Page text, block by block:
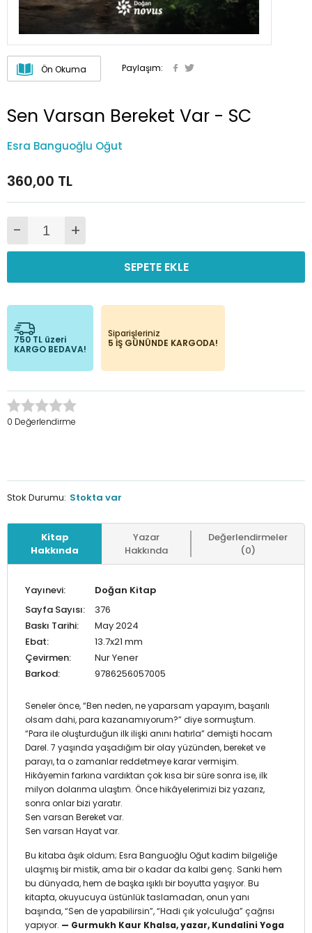
Ön Okuma Paylaşım:
Sen Varsan Bereket Var - SC
Esra Banguoğlu Oğut
360,00 TL
- +
SEPETE EKLE
750 TL üzeri
KARGO BEDAVA!
Siparişleriniz
5 İŞ GÜNÜNDE KARGODA!
0 Değerlendirme
Stok Durumu: Stokta var
Kitap
Hakkında
Yazar
Hakkında
Değerlendirmeler
(0)
Yayınevi:
Doğan Kitap
Sayfa Sayısı:
376
Baskı Tarihi:
May 2024
Ebat:
13.7x21 mm
Çevirmen:
Nur Yener
Barkod:
9786256057005
Seneler önce, “Ben neden, ne yaparsam yapayım, başarılı
olsam dahi, para kazanamıyorum?” diye sormuştum.
“Para ile oluşturduğun ilk ilişki anını hatırla” demişti hocam
Darel. 7 yaşında yaşadığım bir olay yüzünden, bereket ve
parayı, ta o zamanlar reddetmeye karar vermişim.
Hikâyemin farkına vardıktan çok kısa bir süre sonra ise, ilk
milyon dolarıma ulaştım. Önce hikâyelerimizi biz yazarız,
sonra onlar bizi yaratır.
Sen varsan Bereket var.
Sen varsan Hayat var.
Bu kitaba âşık oldum; Esra Banguoğlu Oğut kadim bilgeliğe
ulaşmış bir mistik, ama bir o kadar da kalbi genç. Sanki hem
bu dünyada, hem de başka ışıklı bir boyutta yaşıyor. Bu
kitapta, okuyucuya üstünlük taslamadan, onun yanı
başında, “Sen de yapabilirsin”, “Hadi çık yolculuğa” çağrısı
yapıyor. — Gurmukh Kaur Khalsa, yazar, Kundalini Yoga